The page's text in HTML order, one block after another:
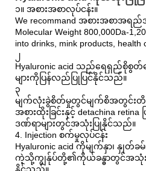
၁။ အစားအစာလုပ်ငန်း။
We recommand အစားအစာအ
Molecular Weight 800,000Da-
into drinks, mink products, health
၂
Hyaluronic acid သည်ရေရှည်စိုစွတ်အ
များကိုပြန်လည်ပြုပြင်နိုင်သည်။
၃
မျက်လုံးခွဲစိတ်မှုတွင်မျက်စိအတွင်းတိမ်
အစားထိုးခြင်းနှင့် detachina retina
ဒဏ်ရာများတွင်အသုံးပြုနိုင်သည်။
4. Injection စက်မှုလုပ်ငန်း
Hyaluronic acid ကိုမျက်နှာ၊ နှု
ကဲ့သို့ကျွန်ုပ်တို့၏ကိုယ်ခန္ဓာတွင်အသုံး
နိုင်သည်။